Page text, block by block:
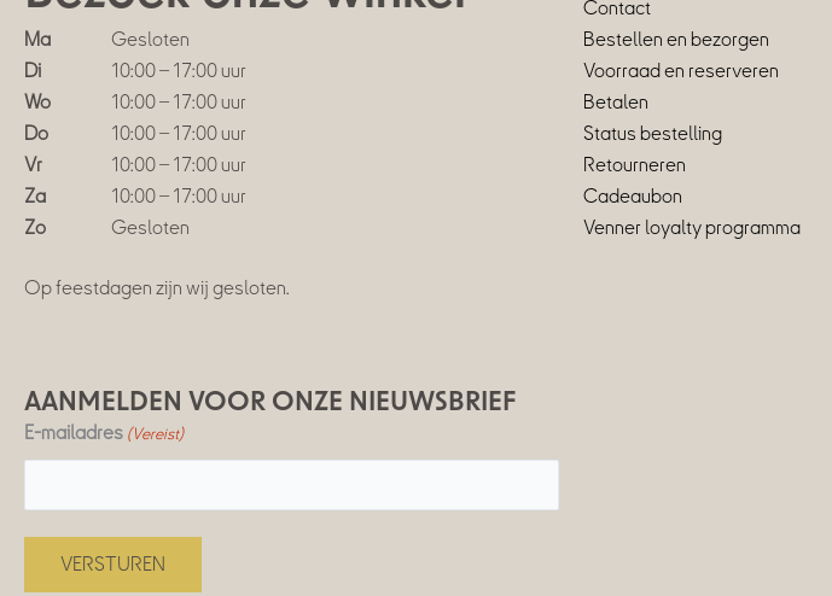
Ma
Gesloten
Di
10:00 – 17:00 uur
Wo
10:00 – 17:00 uur
Do
10:00 – 17:00 uur
Vr
10:00 – 17:00 uur
Za
10:00 – 17:00 uur
Zo
Gesloten
Op feestdagen zijn wij gesloten.
Contact
Bestellen en bezorgen
Voorraad en reserveren
Betalen
Status bestelling
Retourneren
Cadeaubon
Venner loyalty programma
AANMELDEN VOOR ONZE NIEUWSBRIEF
E-mailadres (Vereist)